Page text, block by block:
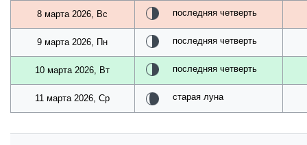
8 марта 2026, Вс последняя четверть
9 марта 2026, Пн последняя четверть
10 марта 2026, Вт последняя четверть
11 марта 2026, Ср старая луна